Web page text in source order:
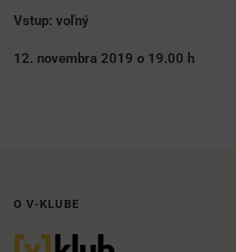
Vstup: voľný
12. novembra 2019 o 19.00 h
O V-KLUBE